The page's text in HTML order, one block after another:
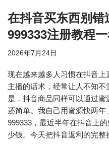
在抖音买东西别
999333注册教程
2026年7月24日
现在越来越多人习惯在抖音
主播的话术，经常让人不知
是，抖音商品同样可以通过
还简单。我自己用蜜源快两年
999333，最近半年在抖音上
少钱。今天把抖音返利的完